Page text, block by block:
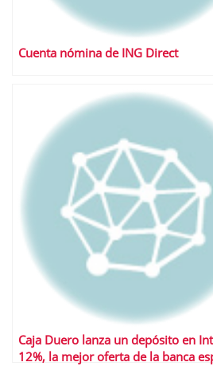
Cuenta nómina de ING Direct
Caja Duero lanza un depósito en
12%, la mejor oferta de la banca